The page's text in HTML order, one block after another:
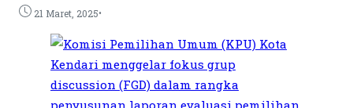
21 Maret, 2025•